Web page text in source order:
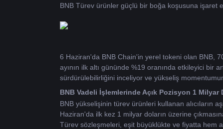
BNB Türev ürünler güçlü bir boğa koşusuna işaret
6 Haziran'da BNB Chain'in yerel tokeni olan BNB,
ayının ilk altı gününde %19 oranında etkileyici bir
sürdürülebilirliğini inceliyor ve yükseliş
BNB Vadeli İşlemlerinde Açık Pozisyon 1 Milyar
BNB yükselişinin türev ürünleri kullanan alıcıların
Haziran'da ilk kez 1 milyar doların üzerine
Türev sözleşmeleri, eşit büyüklükte ve fiyatta hem